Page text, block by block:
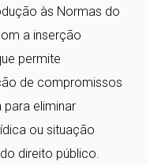
às Normas do
a inserção
permite
de compromissos
eliminar
ou situação
direito público.